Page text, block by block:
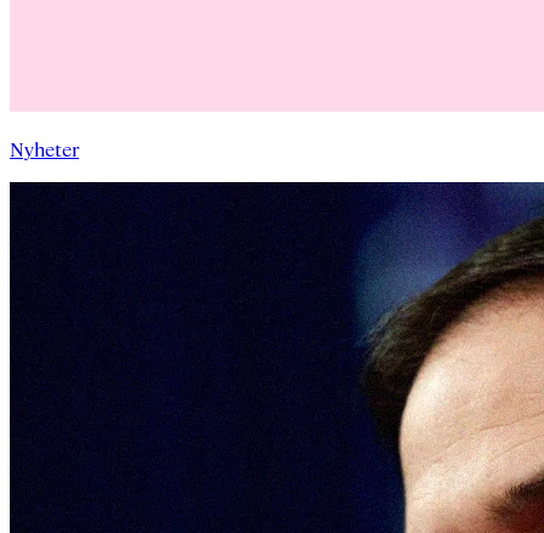
Nyheter